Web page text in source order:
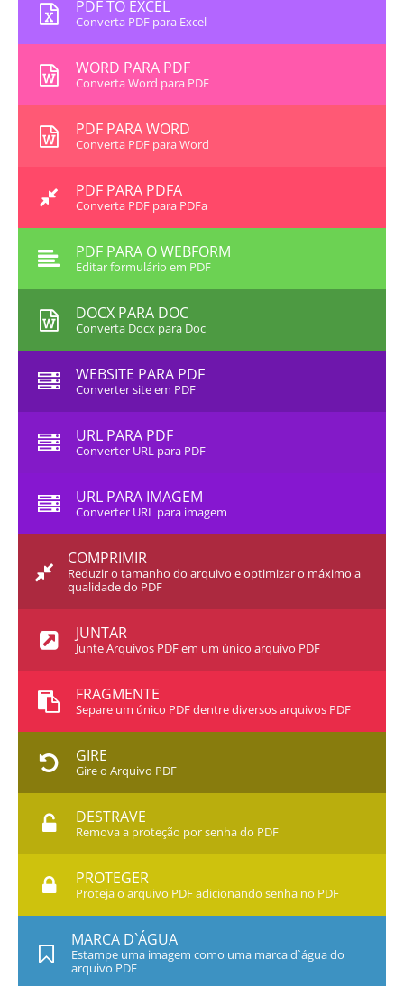
PDF TO EXCEL
Converta PDF para Excel
WORD PARA PDF
Converta Word para PDF
PDF PARA WORD
Converta PDF para Word
PDF PARA PDFA
Converta PDF para PDFa
PDF PARA O WEBFORM
Editar formulário em PDF
DOCX PARA DOC
Converta Docx para Doc
WEBSITE PARA PDF
Converter site em PDF
URL PARA PDF
Converter URL para PDF
URL PARA IMAGEM
Converter URL para imagem
COMPRIMIR
Reduzir o tamanho do arquivo e optimizar o máximo a
qualidade do PDF
JUNTAR
Junte Arquivos PDF em um único arquivo PDF
FRAGMENTE
Separe um único PDF dentre diversos arquivos PDF
GIRE
Gire o Arquivo PDF
DESTRAVE
Remova a proteção por senha do PDF
PROTEGER
Proteja o arquivo PDF adicionando senha no PDF
MARCA D`ÁGUA
Estampe uma imagem como uma marca d`água do
arquivo PDF